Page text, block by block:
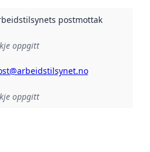
postmottak
oppgitt
oppgitt